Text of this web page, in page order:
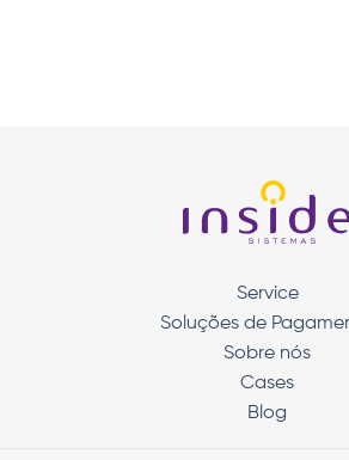
Service
Soluções de
Sobre nós
Cases
Blog